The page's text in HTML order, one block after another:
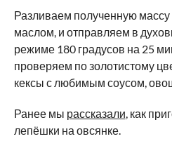
Разливаем полученную
маслом, и отправляем в
режиме 180 градусов на 25
проверяем по золотистому
кексы с любимым соусом,
Ранее мы рассказали , как
лепёшки на овсянке.